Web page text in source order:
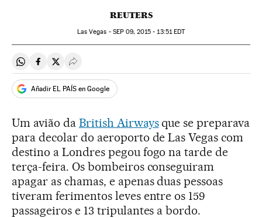
REUTERS
Las Vegas - SEP 09, 2015 - 13:51EDT
Compartir en Whatsapp
Compartir en Facebook
Compartir en Twitter
Desplegar Redes Sociales
Añadir EL PAÍS en Google
Um avião da British Airwaysque se preparava
para decolar do aeroporto de Las Vegas com
destino a Londres pegou fogo na tarde de
terça-feira. Os bombeiros conseguiram
apagar as chamas, e apenas duas pessoas
tiveram ferimentos leves entre os 159
passageiros e 13 tripulantes a bordo.